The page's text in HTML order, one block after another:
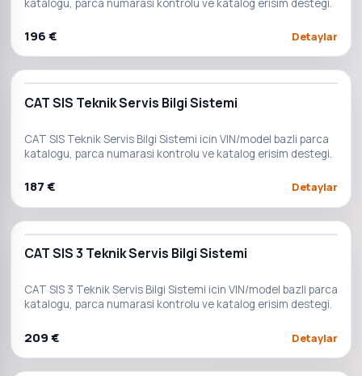
196 € Detaylar
CAT SIS Teknik Servis Bilgi Sistemi
CAT SIS Teknik Servis Bilgi Sistemi icin VIN/model bazli parca
katalogu, parca numarasi kontrolu ve katalog erisim destegi.
187 € Detaylar
CAT SIS 3 Teknik Servis Bilgi Sistemi
CAT SIS 3 Teknik Servis Bilgi Sistemi icin VIN/model bazli parca
katalogu, parca numarasi kontrolu ve katalog erisim destegi.
209 € Detaylar